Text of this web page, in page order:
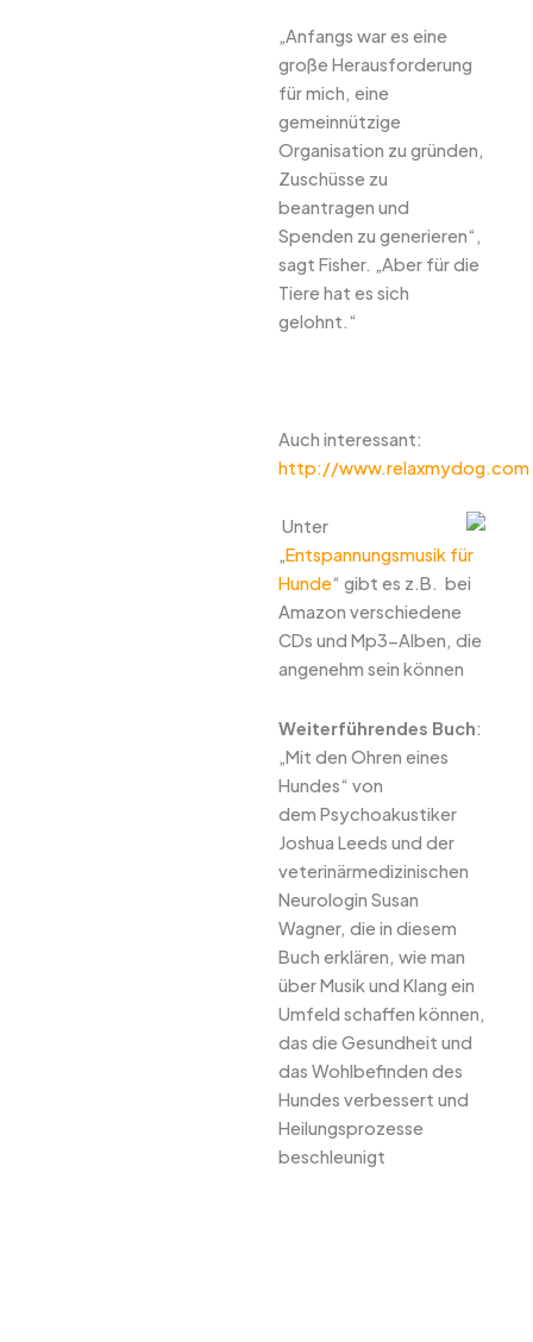
„Anfangs war es eine
große Herausforderung
für mich, eine
gemeinnützige
Organisation zu gründen,
Zuschüsse zu
beantragen und
Spenden zu generieren“,
sagt Fisher. „Aber für die
Tiere hat es sich
gelohnt.“
Auch interessant:
http://www.relaxmydog.com
Unter
„Entspannungsmusik für
Hunde“ gibt es z.B. bei
Amazon verschiedene
CDs und Mp3-Alben, die
angenehm sein können
Weiterführendes Buch:
„Mit den Ohren eines
Hundes“ von
dem Psychoakustiker
Joshua Leeds und der
veterinärmedizinischen
Neurologin Susan
Wagner, die in diesem
Buch erklären, wie man
über Musik und Klang ein
Umfeld schaffen können,
das die Gesundheit und
das Wohlbefinden des
Hundes verbessert und
Heilungsprozesse
beschleunigt